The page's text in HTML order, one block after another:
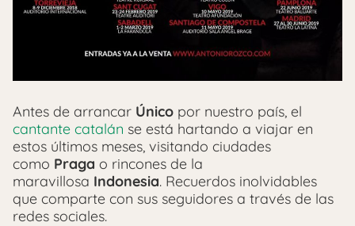
Antes de arrancar Único por nuestro país, el
cantante catalán se está hartando a viajar en
estos últimos meses, visitando ciudades
como Praga o rincones de la
maravillosa Indonesia. Recuerdos inolvidables
que comparte con sus seguidores a través de las
redes sociales.